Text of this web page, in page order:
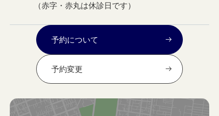
（赤字・赤丸は休診日です）
予約について
予約変更